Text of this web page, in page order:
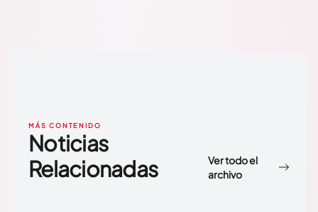
MÁS CONTENIDO
Noticias
Relacionadas
Ver todo el
archivo